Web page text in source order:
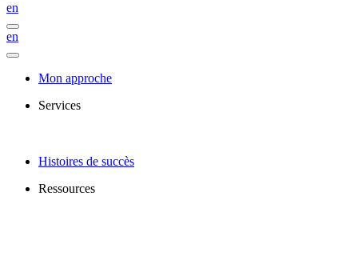
en
en
Mon approche
Services
Histoires de succès
Ressources